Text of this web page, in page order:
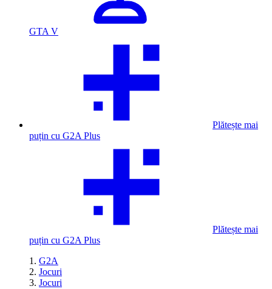
GTA V
Plătește mai
puțin cu G2A Plus
Plătește mai
puțin cu G2A Plus
G2A
Jocuri
Jocuri